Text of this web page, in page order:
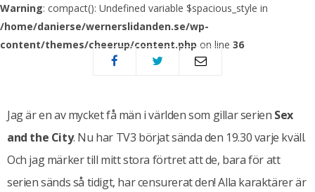
Warning: compact(): Undefined variable $spacious_style in
/home/danierse/wernerslidanden.se/wp-
content/themes/cheerup/content.php on line 36
Jag är en av mycket få män i världen som gillar serien Sex
and the City. Nu har TV3 börjat sända den 19.30 varje kväll.
Och jag märker till mitt stora förtret att de, bara för att
serien sänds så tidigt, har censurerat den! Alla karaktärer är